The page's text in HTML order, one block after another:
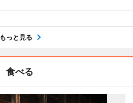
もっと見る
食べる